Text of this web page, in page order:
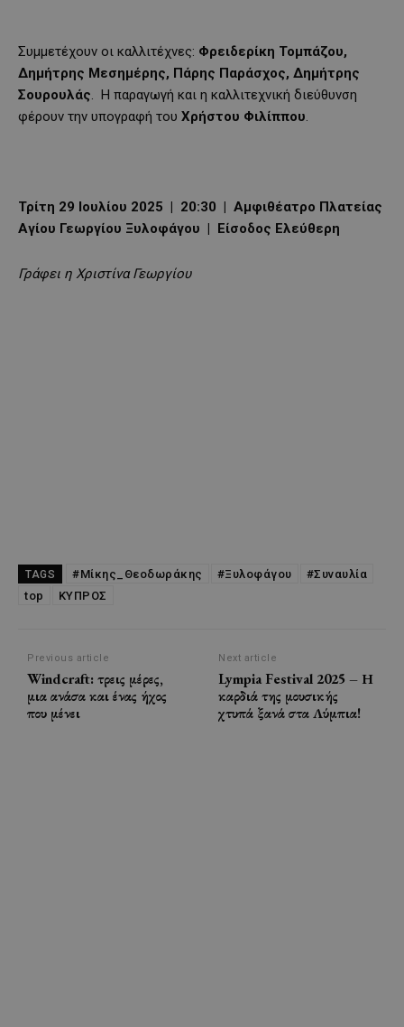
Συμμετέχουν οι καλλιτέχνες: Φρειδερίκη Τομπάζου,
Δημήτρης Μεσημέρης, Πάρης Παράσχος, Δημήτρης
Σουρουλάς. Η παραγωγή και η καλλιτεχνική διεύθυνση
φέρουν την υπογραφή του Χρήστου Φιλίππου.
Τρίτη 29 Ιουλίου 2025 | 20:30 | Αμφιθέατρο Πλατείας
Αγίου Γεωργίου Ξυλοφάγου | Είσοδος Ελεύθερη
Γράφει η Χριστίνα Γεωργίου
TAGS #Μίκης_Θεοδωράκης #Ξυλοφάγου
#Συναυλία
top
ΚΥΠΡΟΣ
Previous article
Windcraft: τρεις μέρες,
μια ανάσα και ένας ήχος
που μένει
Next article
Lympia Festival 2025 – Η
καρδιά της μουσικής
χτυπά ξανά στα Λύμπια!